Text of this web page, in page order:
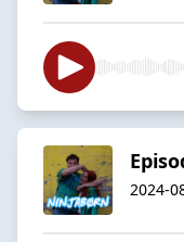
2024-